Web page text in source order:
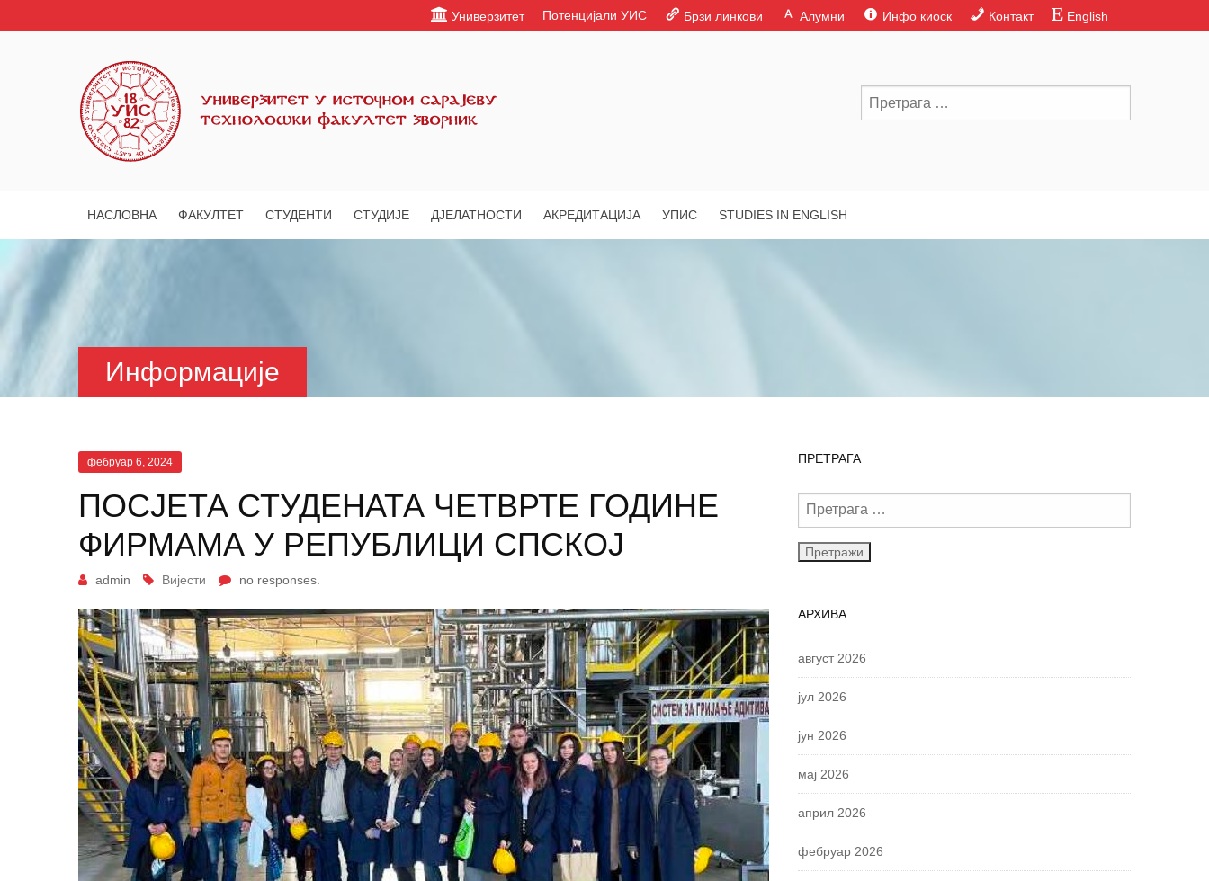
English
Контакт
Инфо киоск
Алумни
Брзи линкови
Потенцијали УИС
Универзитет
НАСЛОВНА ФАКУЛТЕТ СТУДЕНТИ СТУДИЈЕ ДЈЕЛАТНОСТИ АКРЕДИТАЦИЈА УПИС STUDIES IN ENGLISH
Информације
фебруар 6, 2024
ПОСЈЕТА СТУДЕНАТА ЧЕТВРТЕ ГОДИНЕ
ФИРМАМА У РЕПУБЛИЦИ СПСКОЈ
admin Вијести no responses.
ПРЕТРАГА
АРХИВА
август 2026
јул 2026
јун 2026
мај 2026
април 2026
фебруар 2026